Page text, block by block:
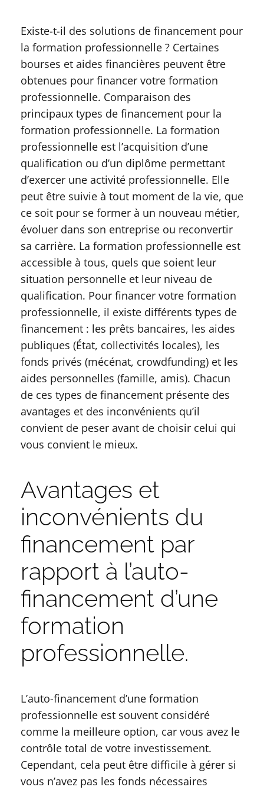
Existe-t-il des solutions de financement pour
la formation professionnelle ? Certaines
bourses et aides financières peuvent être
obtenues pour financer votre formation
professionnelle. Comparaison des
principaux types de financement pour la
formation professionnelle. La formation
professionnelle est l’acquisition d’une
qualification ou d’un diplôme permettant
d’exercer une activité professionnelle. Elle
peut être suivie à tout moment de la vie, que
ce soit pour se former à un nouveau métier,
évoluer dans son entreprise ou reconvertir
sa carrière. La formation professionnelle est
accessible à tous, quels que soient leur
situation personnelle et leur niveau de
qualification. Pour financer votre formation
professionnelle, il existe différents types de
financement : les prêts bancaires, les aides
publiques (État, collectivités locales), les
fonds privés (mécénat, crowdfunding) et les
aides personnelles (famille, amis). Chacun
de ces types de financement présente des
avantages et des inconvénients qu’il
convient de peser avant de choisir celui qui
vous convient le mieux.
Avantages et
inconvénients du
financement par
rapport à l’auto-
financement d’une
formation
professionnelle.
L’auto-financement d’une formation
professionnelle est souvent considéré
comme la meilleure option, car vous avez le
contrôle total de votre investissement.
Cependant, cela peut être difficile à gérer si
vous n’avez pas les fonds nécessaires